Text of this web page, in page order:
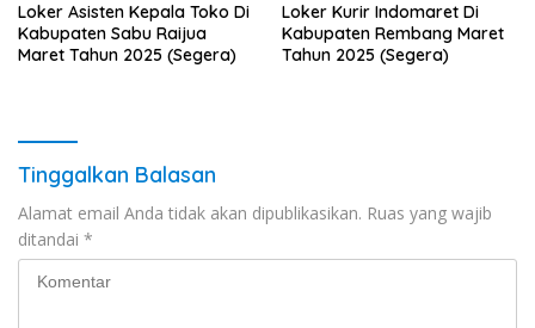
Loker Asisten Kepala Toko Di
Kabupaten Sabu Raijua
Maret Tahun 2025 (Segera)
Loker Kurir Indomaret Di
Kabupaten Rembang Maret
Tahun 2025 (Segera)
Tinggalkan Balasan
Alamat email Anda tidak akan dipublikasikan. Ruas yang wajib
ditandai *